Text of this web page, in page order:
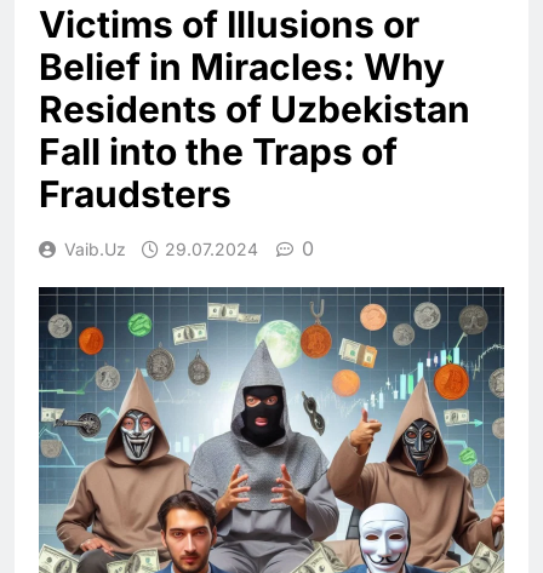
Victims of Illusions or
Belief in Miracles: Why
Residents of Uzbekistan
Fall into the Traps of
Fraudsters
Vaib.uz 29.07.2024 0